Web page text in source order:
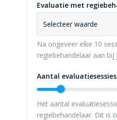
Evaluatie met
Selecteer waarde
Na ongeveer elke 10
regiebehandelaar aan bij
Aantal evaluatiesessies
Het aantal
regiebehandelaar. Dit is